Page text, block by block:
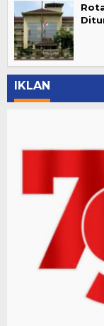
IKLAN